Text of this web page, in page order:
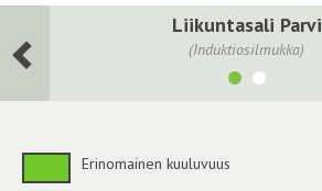
Liikuntasali Parvi
(Induktiosilmukka)
Erinomainen kuuluvuus